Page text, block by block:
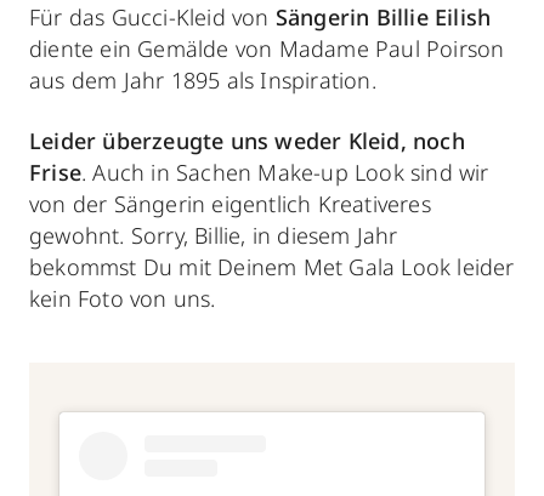
Für das Gucci-Kleid von Sängerin Billie Eilish
diente ein Gemälde von Madame Paul Poirson
aus dem Jahr 1895 als Inspiration.
Leider überzeugte uns weder Kleid, noch
Frise. Auch in Sachen Make-up Look sind wir
von der Sängerin eigentlich Kreativeres
gewohnt. Sorry, Billie, in diesem Jahr
bekommst Du mit Deinem Met Gala Look leider
kein Foto von uns.